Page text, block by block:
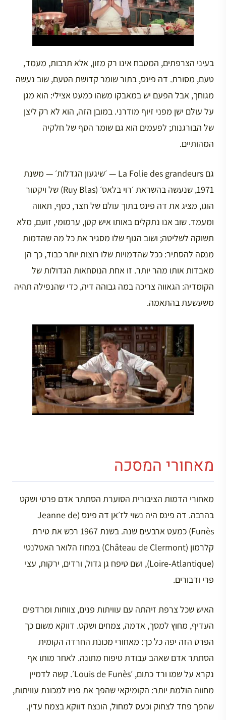
בעיני הצרפתים, המטבח אינו רק מזון, אלא תרבות, מעמד,
טעם, מסורת. דה פינס, בתור שומר קדושת הטעם, שוב נעשה
מגוחך, אבל הפעם יש במאבקו משהו כמעט אצילי: הוא מגן
על עולם ישן מפני זיוף מודרני. במובן הזה, הוא לא רק ליצן
של הבורגנות; לפעמים הוא גם שומר הסף של חלקיה
המהותיים.
גם La Folie des grandeurs — ׳שיגעון הגדלות׳ — משנת
1971, שנעשה בהשראת ׳רוי בלאס׳ (Ruy Blas) של ויקטור
הוגו, מציג את דה פינס בתוך עולם של חצר, כסף, תאווה
ומעמד. שוב אנו נתקלים באותו איש קטן, ערמומי, זועם, מלא
תשוקה לשליטה; ושוב הגוף שלו מסגיר את כל מה שהדמות
מנסה להסתיר: ככל שהדמויות שלו רוצות יותר כבוד, כך הן
מאבדות אותו מהר יותר. זו אחת הנוסחאות הגדולות של
הקומדיה: הגאווה צריכה במה גבוהה דיה, כדי שהנפילה תהיה
משעשעת בהתאמה.
מאחורי המסכה
מאחורי הדמות הציבורית הסוערת הסתתר אדם פרטי ושקט
בהרבה. דה פינס היה נשוי לז׳אן דה פינס (Jeanne de
Funès) כמעט ארבעים שנה. בשנת 1967 רכש את טירת
קלרמון (Château de Clermont) במחוז הלואר האטלנטי
(Loire-Atlantique), ושם טיפח גן גדול, ורדים, ירקות, עצי
פרי ודבורים.
האיש שכל צרפת זיהתה עם עוויתות פנים, צווחות ומרדפים
העדיף, מחוץ למסך, אדמה, צמחים ושקט. דווקא משום כך
הפרט הזה יפה כל כך: מאחורי מכונת החרדה הקומית
הסתתר אדם שאהב עבודת טיפוח מתונה. לאחר מותו אף
נקרא על שמו ורד כתום, ׳Louis de Funès׳. קשה לדמיין
מחווה הולמת יותר: הקומיקאי שהפך את פניו למכונת עוויתות,
שהפך פחד לצחוק וכעס למחול, הונצח דווקא בצמח עדין.